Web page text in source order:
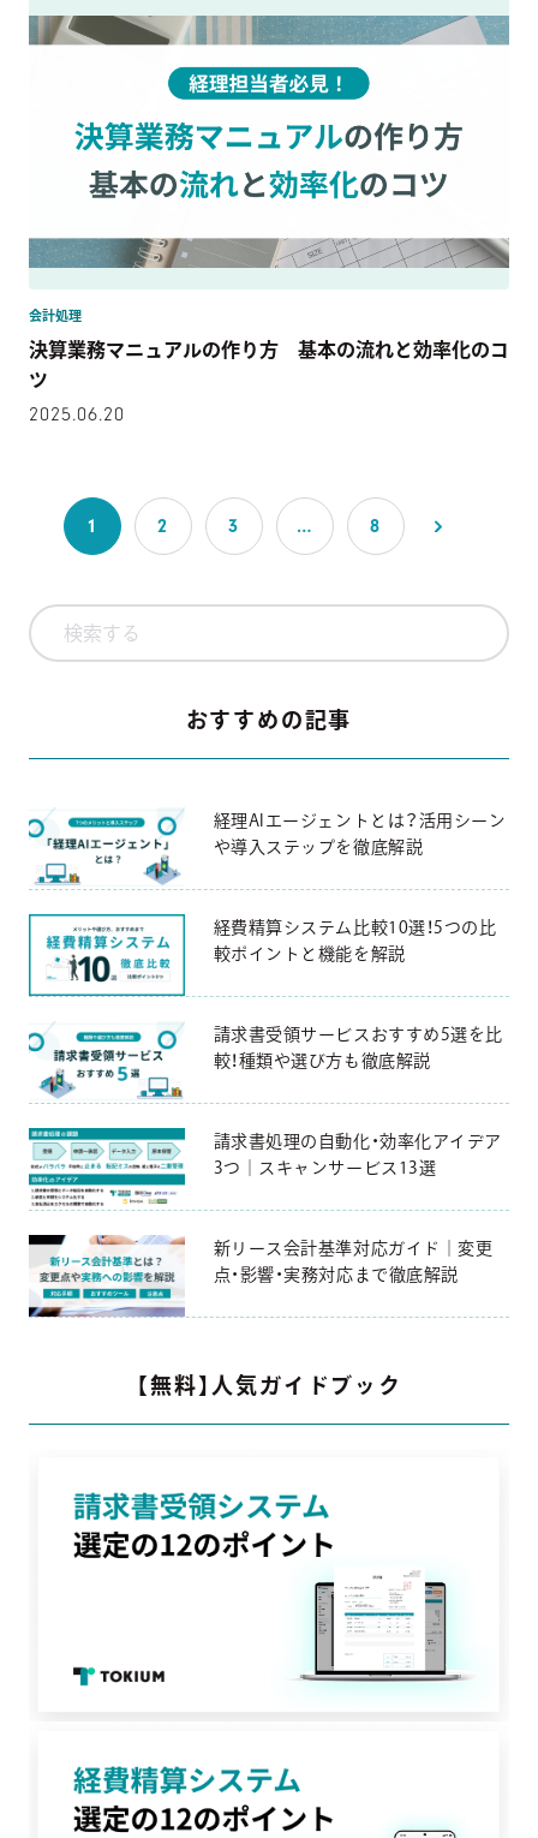
会計処理
決算業務マニュアルの作り方 基本の流れと効率化のコ
ツ
2025.06.20
1 2 3 … 8
おすすめの記事
経理AIエージェントとは？活用シーン
や導入ステップを徹底解説
経費精算システム比較10選！5つの比
較ポイントと機能を解説
請求書受領サービスおすすめ5選を比
較！種類や選び方も徹底解説
請求書処理の自動化・効率化アイデア
3つ｜スキャンサービス13選
新リース会計基準対応ガイド｜変更
点・影響・実務対応まで徹底解説
【無料】人気ガイドブック